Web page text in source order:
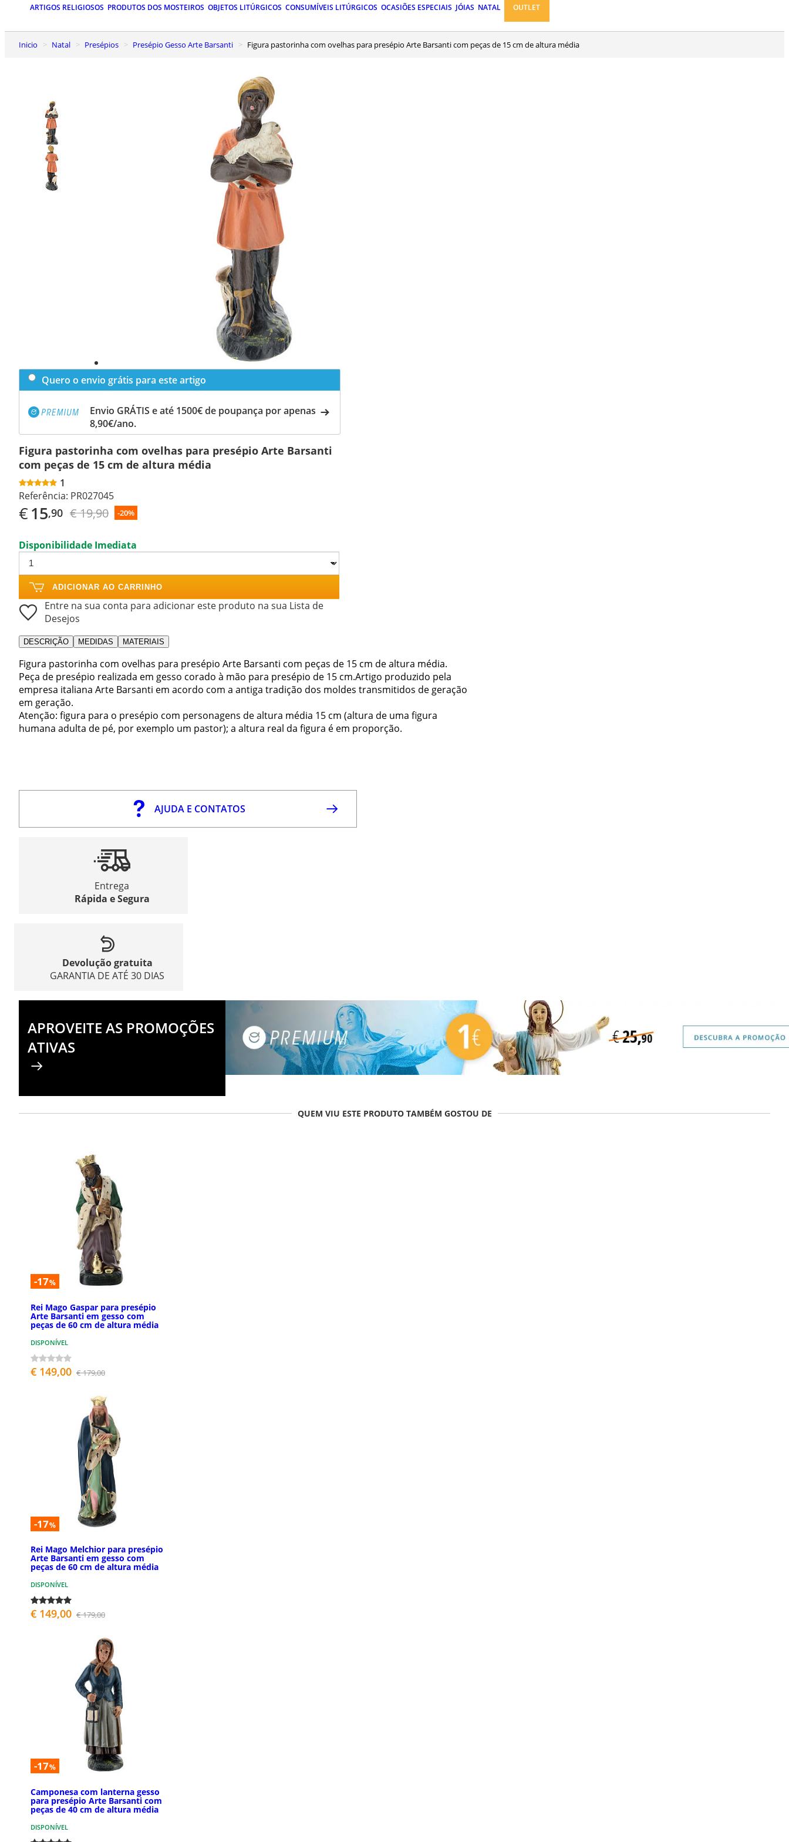
ARTIGOS RELIGIOSOS PRODUTOS DOS MOSTEIROS OBJETOS LITÚRGICOS CONSUMÍVEIS LITÚRGICOS OCASIÕES ESPECIAIS JÓIAS NATAL OUTLET
Inicio Natal Presépios Presépio Gesso Arte Barsanti Figura pastorinha com ovelhas para presépio Arte Barsanti com peças de 15 cm de altura média
Quero o envio grátis para este artigo
Envio GRÁTIS e até 1500€ de poupança por apenas
8,90€/ano.
Figura pastorinha com ovelhas para presépio Arte Barsanti
com peças de 15 cm de altura média
1
Referência: PR027045
€15,90 € 19,90 -20%
Disponibilidade Imediata
ADICIONAR AO CARRINHO
Entre na sua conta para adicionar este produto na sua Lista de
Desejos
DESCRIÇÃO MEDIDAS MATERIAIS
Figura pastorinha com ovelhas para presépio Arte Barsanti com peças de 15 cm de altura média.
Peça de presépio realizada em gesso corado à mão para presépio de 15 cm.Artigo produzido pela
empresa italiana Arte Barsanti em acordo com a antiga tradição dos moldes transmitidos de geração
em geração.
Atenção: figura para o presépio com personagens de altura média 15 cm (altura de uma figura
humana adulta de pé, por exemplo um pastor); a altura real da figura é em proporção.
AJUDA E CONTATOS
Entrega
Rápida e Segura
Devolução gratuita
GARANTIA DE ATÉ 30 DIAS
APROVEITE AS PROMOÇÕES
ATIVAS
QUEM VIU ESTE PRODUTO TAMBÉM GOSTOU DE
-17%
Rei Mago Gaspar para presépio
Arte Barsanti em gesso com
peças de 60 cm de altura média
DISPONÍVEL
€ 149,00 € 179,00
-17%
Rei Mago Melchior para presépio
Arte Barsanti em gesso com
peças de 60 cm de altura média
DISPONÍVEL
€ 149,00 € 179,00
-17%
Camponesa com lanterna gesso
para presépio Arte Barsanti com
peças de 40 cm de altura média
DISPONÍVEL